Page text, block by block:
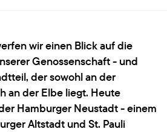
wir einen Blick auf die
Genossenschaft - und
der sowohl an der
an der Elbe liegt. Heute
Hamburger Neustadt - einem
Altstadt und St. Pauli